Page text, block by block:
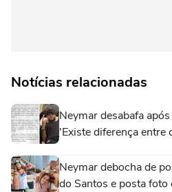
Notícias relacionadas
Neymar desabafa
'Existe diferença entre
Neymar debocha de
do Santos e posta